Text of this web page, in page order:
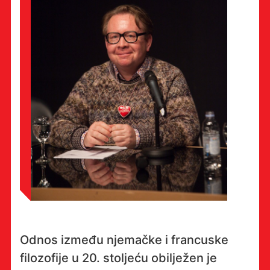
Odnos između njemačke i francuske
filozofije u 20. stoljeću obilježen je